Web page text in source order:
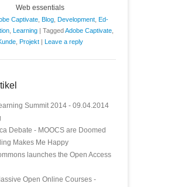
Web essentials
Captivate Blog Development Ed-
Learning | TaggedAdobe Captivate
Projekt | Leave a reply
Summit 2014 - 09.04.2014
Debate - MOOCS are Doomed
Makes Me Happy
launches the Open Access
Open Online Courses -